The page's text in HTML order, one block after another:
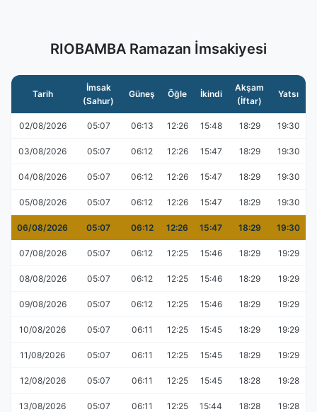
RIOBAMBA Ramazan İmsakiyesi
Tarih
İmsak
(Sahur)
Güneş Öğle İkindi
Akşam
(İftar)
Yatsı
02/08/2026 05:07 06:13 12:26 15:48 18:29 19:30
03/08/2026 05:07 06:12 12:26 15:47 18:29 19:30
04/08/2026 05:07 06:12 12:26 15:47 18:29 19:30
05/08/2026 05:07 06:12 12:26 15:47 18:29 19:30
06/08/2026 05:07 06:12 12:26 15:47 18:29 19:30
07/08/2026 05:07 06:12 12:25 15:46 18:29 19:29
08/08/2026 05:07 06:12 12:25 15:46 18:29 19:29
09/08/2026 05:07 06:12 12:25 15:46 18:29 19:29
10/08/2026 05:07 06:11 12:25 15:45 18:29 19:29
11/08/2026 05:07 06:11 12:25 15:45 18:29 19:29
12/08/2026 05:07 06:11 12:25 15:45 18:28 19:28
13/08/2026 05:07 06:11 12:25 15:44 18:28 19:28